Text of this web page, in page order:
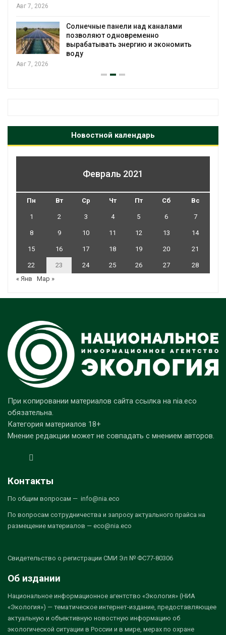
Авг 7, 2026
Солнечные панели над каналами
позволяют одновременно
вырабатывать энергию и экономить
воду
Авг 7, 2026
Новостной календарь
Февраль 2021
Пн Вт Ср Чт Пт Сб Вс
1 2 3 4 5 6 7
8 9 10 11 12 13 14
15 16 17 18 19 20 21
22 23 24 25 26 27
28
« Янв
Мар »
При копировании материалов сайта ссылка на nia.eco
обязательна.
Категория материалов 18+
Мнение редакции может не совпадать с мнением авторов.
Контакты
По общим вопросам — info@nia.eco
По вопросам сотрудничества и запросу актуального прайса на
размещение материалов — eco@nia.eco
Свидетельство о регистрации СМИ Эл № ФС77-80306
Об издании
Национальное информационное агентство «Экология» (НИА
«Экология») — тематическое интернет-издание, предоставляющее
актуальную и объективную новостную информацию об
экологической ситуации в России и в мире, мерах по охране